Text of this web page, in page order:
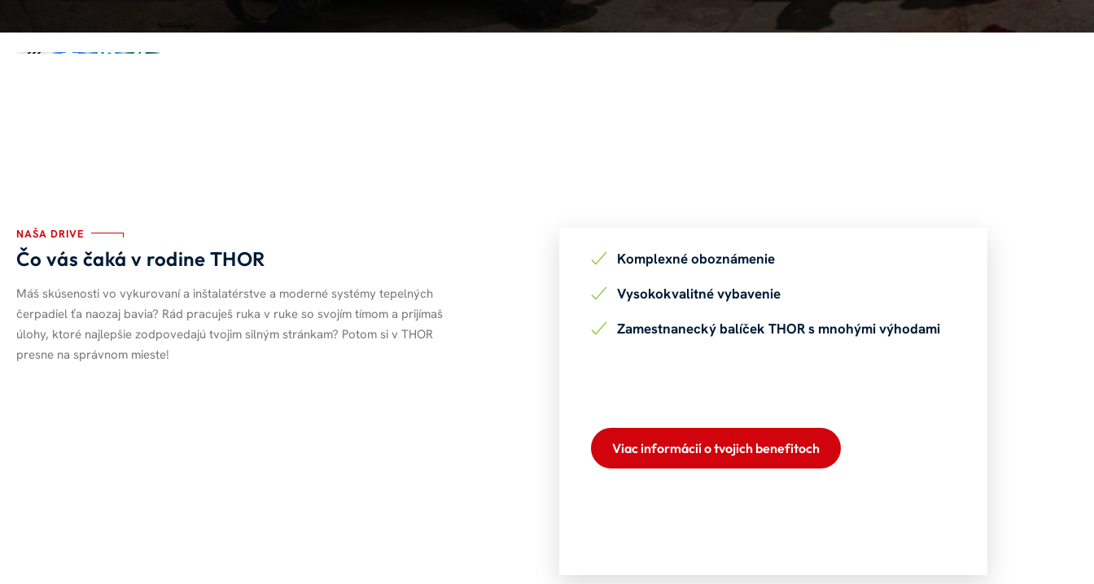
NAŠA DRIVE
Čo vás čaká v rodine THOR
Máš skúsenosti vo vykurovaní a inštalatérstve a moderné systémy tepelných
čerpadiel ťa naozaj bavia? Rád pracuješ ruka v ruke so svojím tímom a prijímaš
úlohy, ktoré najlepšie zodpovedajú tvojim silným stránkam? Potom si v THOR
presne na správnom mieste!
Komplexné oboznámenie
Vysokokvalitné vybavenie
Zamestnanecký balíček THOR s mnohými výhodami
Viac informácií o tvojich benefitoch